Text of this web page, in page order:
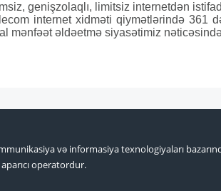
genişzolaqlı, limitsiz internetdən
internet xidməti qiymətlərində 361
mənfəət əldəetmə siyasətimiz
və informasiya texnologiyaları
operatordur.